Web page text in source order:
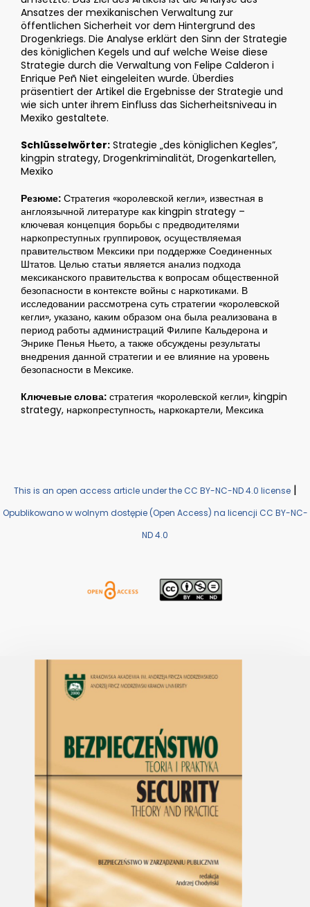
Ansatzes der mexikanischen Verwaltung zur
öffentlichen Sicherheit vor dem Hintergrund des
Drogenkriegs. Die Analyse erklärt den Sinn der Strategie
des königlichen Kegels und auf welche Weise diese
Strategie durch die Verwaltung von Felipe Calderon i
Enrique Peñ Niet eingeleiten wurde. Überdies
präsentiert der Artikel die Ergebnisse der Strategie und
wie sich unter ihrem Einfluss das Sicherheitsniveau in
Mexiko gestaltete.
Schlüsselwörter: Strategie „des königlichen Kegles”,
kingpin strategy, Drogenkriminalität, Drogenkartellen,
Mexiko
Резюме: Стратегия «королевской кегли», известная в
англоязычной литературе как kingpin strategy –
ключевая концепция борьбы с предводителями
наркопреступных группировок, осуществляемая
правительством Мексики при поддержке Соединенных
Штатов. Целью статьи является анализ подхода
мексиканского правительства к вопросам общественной
безопасности в контексте войны с наркотиками. В
исследовании рассмотрена суть стратегии «королевской
кегли», указано, каким образом она была реализована в
период работы администраций Филипе Кальдерона и
Энрике Пенья Ньето, а также обсуждены результаты
внедрения данной стратегии и ее влияние на уровень
безопасности в Мексике.
Ключевые слова: стратегия «королевской кегли», kingpin
strategy, наркопреступность, наркокартели, Мексика
This is an open access article under the CC BY-NC-ND 4.0 license|
Opublikowano w wolnym dostępie (Open Access) na licencji CC BY-NC-
ND 4.0